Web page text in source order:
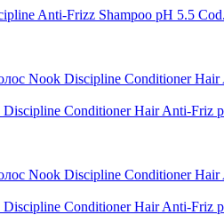
Anti-Frizz Shampoo pH 5.5
Conditioner Hair Anti-Friz
Conditioner Hair Anti-Friz